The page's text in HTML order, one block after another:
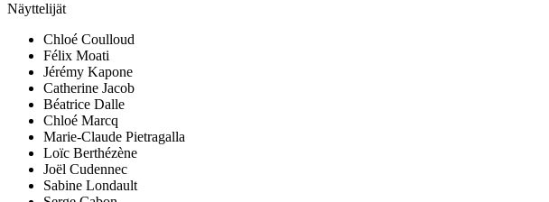
Näyttelijät
Chloé Coulloud
Félix Moati
Jérémy Kapone
Catherine Jacob
Béatrice Dalle
Chloé Marcq
Marie-Claude Pietragalla
Loïc Berthézène
Joël Cudennec
Sabine Londault